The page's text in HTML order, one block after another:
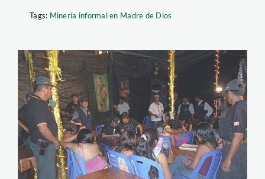
Tags: Minería informal en Madre de Dios
prostitución_madre
de
dios_sicuaninoticias